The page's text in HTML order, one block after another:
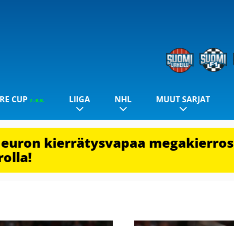
CUP 7.-8.8. LIIGA NHL MUUT SARJAT
kierrätysvapaa megakierros